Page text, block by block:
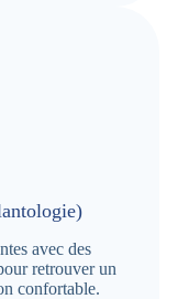
avec des
retrouver un
confortable.